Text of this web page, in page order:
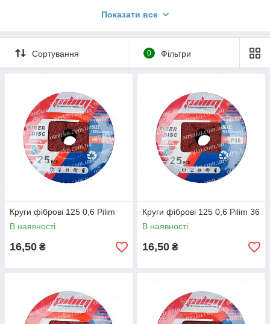
звичайною паперової та текстильної – вона володіє дуже
Це дозволяє працювати фіброві колами на вкрай агресивних
операціях, в тому числі при обробці крайок металу.
Показати все
Сортування 0 Фільтри
Круги фіброві 125 0,6 Pilim
В наявності
16,50 ₴
Круги фіброві 125 0,6 Pilim 36
В наявності
16,50 ₴